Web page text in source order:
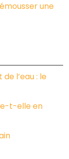
une
l’eau : le
t-elle en